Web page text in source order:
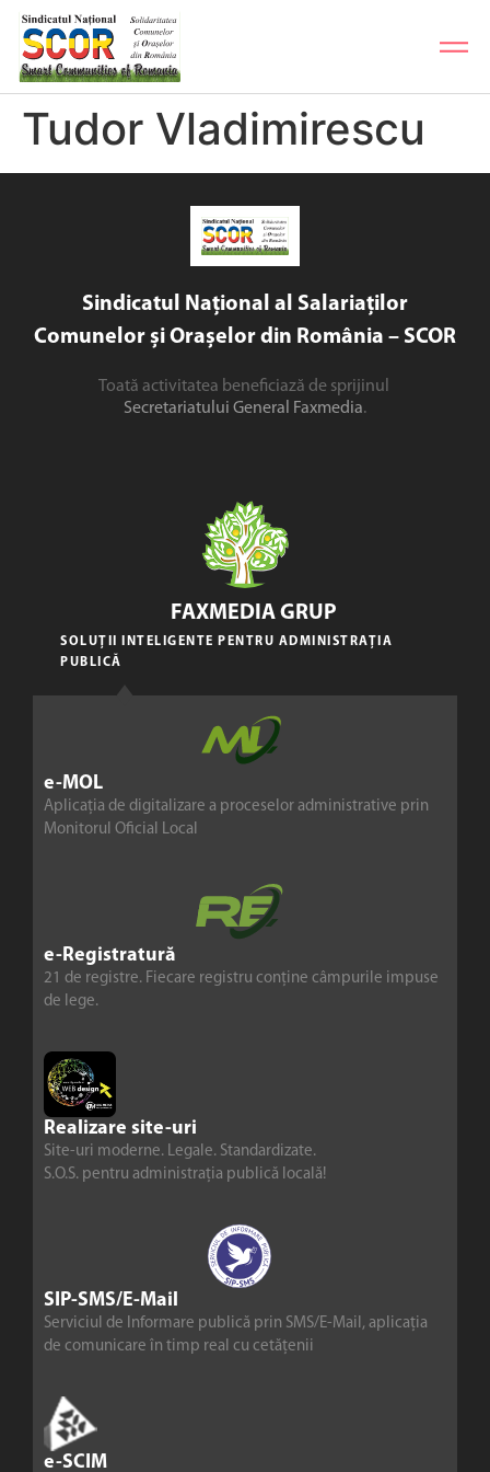
Tudor Vladimirescu
Sindicatul Național al Salariaților
Comunelor și Orașelor din România – SCOR
Toată activitatea beneficiază de sprijinul
Secretariatului General Faxmedia.
e-MOL
Aplicația de digitalizare a proceselor administrative prin
Monitorul Oficial Local
e-Registratură
21 de registre. Fiecare registru conține câmpurile impuse
de lege.
Realizare site-uri
Site-uri moderne. Legale. Standardizate.
S.O.S. pentru administrația publică locală!
SIP-SMS/E-Mail
Serviciul de Informare publică prin SMS/E-Mail, aplicația
de comunicare în timp real cu cetățenii
e-SCIM
FAXMEDIA GRUP
SOLUȚII INTELIGENTE PENTRU ADMINISTRAȚIA
PUBLICĂ